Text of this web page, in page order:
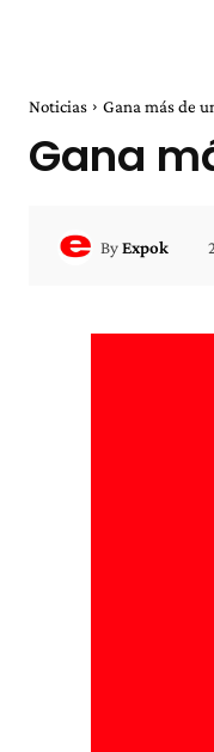
Noticias Gana más de
Gana
ByExpok